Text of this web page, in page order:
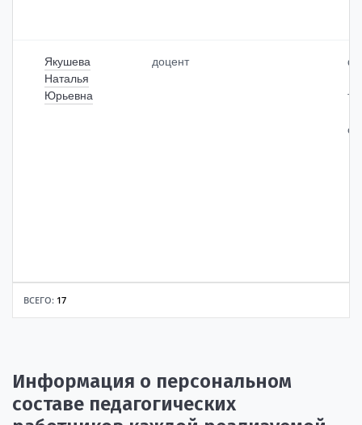
Якушева
Наталья
Юрьевна
доцент
ВСЕГО: 17
Информация о персональном
составе педагогических